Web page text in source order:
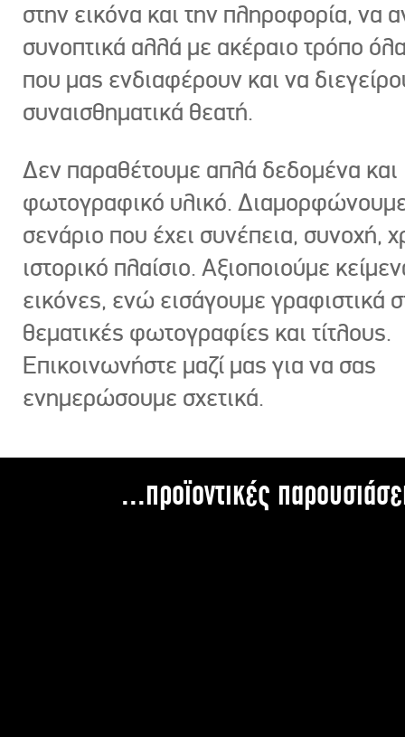
στην εικόνα και την πληροφορία, να
συνοπτικά αλλά με ακέραιο τρόπο
που μας ενδιαφέρουν και να
συναισθηματικά θεατή.
Δεν παραθέτουμε απλά δεδομένα και
φωτογραφικό υλικό.
σενάριο που έχει συνέπεια, συνοχή,
ιστορικό πλαίσιο. Αξιοποιούμε
εικόνες, ενώ εισάγουμε γραφιστικά
θεματικές φωτογραφίες και τίτλους.
Επικοινωνήστε μαζί μας για να σας
ενημερώσουμε σχετικά.
...προϊοντικές